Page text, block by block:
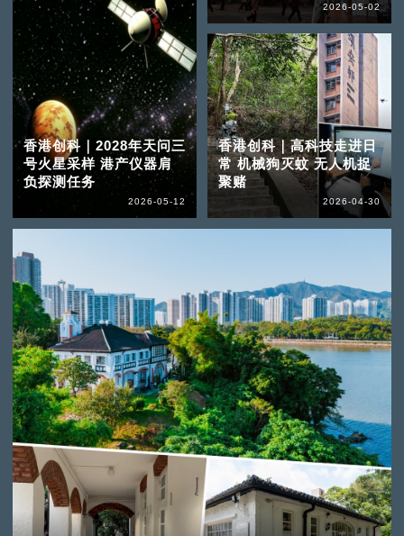
香港创科｜2028年天问三
号火星采样 港产仪器肩
负探测任务
2026-05-12
2026-05-02
香港创科｜高科技走进日
常 机械狗灭蚊 无人机捉
聚赌
2026-04-30